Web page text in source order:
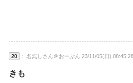
20 ： 名無しさん＠おーぷん 23/11/05(日)
きも